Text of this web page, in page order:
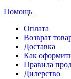
Помощь
Оплата
Возврат
Доставка
Как
Правила
Дилерство